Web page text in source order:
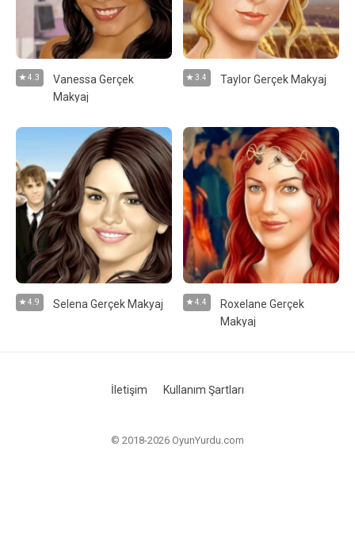
4.3
Vanessa Gerçek
Makyaj
3.4 Taylor Gerçek Makyaj
4.9 Selena Gerçek Makyaj 4.4
Roxelane Gerçek
Makyaj
İletişim Kullanım Şartları
© 2018-2026 OyunYurdu.com